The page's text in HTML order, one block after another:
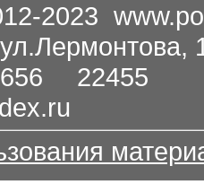
2023
ул.Лермонтова,